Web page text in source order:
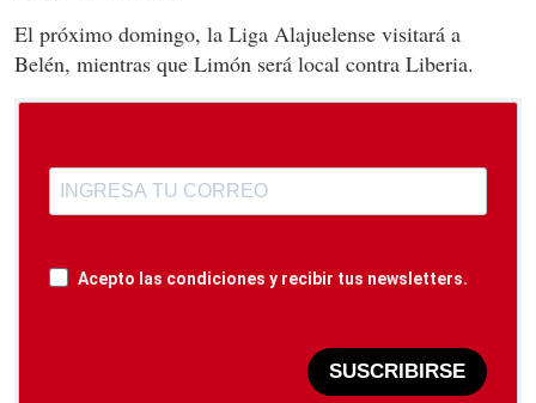
El próximo domingo, la Liga Alajuelense visitará a
Belén, mientras que Limón será local contra Liberia.
Acepto las condiciones y recibir tus newsletters.
SUSCRIBIRSE